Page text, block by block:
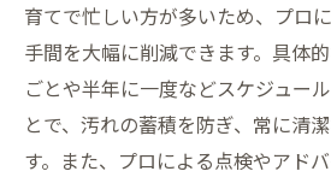
育てで忙しい方が多いため、プロ
手間を大幅に削減できます。具体
ごとや半年に一度などスケジュー
とで、汚れの蓄積を防ぎ、常に清
す。また、プロによる点検やアド